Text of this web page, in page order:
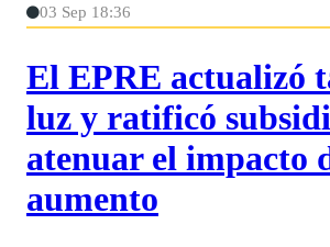
03 Sep 18:36
El EPRE actualizó
luz y ratificó
atenuar el impacto
aumento